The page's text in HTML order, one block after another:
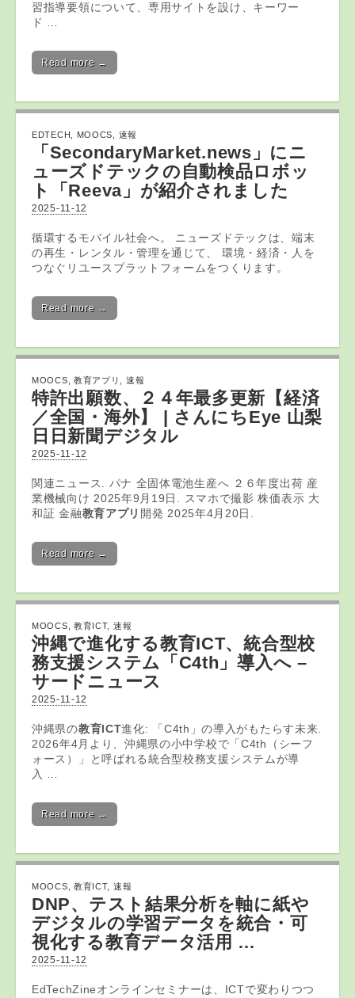
習指導要領について、専用サイトを設け、キーワー
ド …
Read more →
EDTECH MOOCS 速報
「SecondaryMarket.news」にニ
ューズドテックの自動検品ロボッ
ト「Reeva」が紹介されました
2025-11-12
循環するモバイル社会へ。 ニューズドテックは、端末
の再生・レンタル・管理を通じて、 環境・経済・人を
つなぐリユースプラットフォームをつくります。
Read more →
MOOCS 教育アプリ 速報
特許出願数、２４年最多更新【経済
／全国・海外】 | さんにちEye 山梨
日日新聞デジタル
2025-11-12
関連ニュース. パナ 全固体電池生産へ ２６年度出荷 産
業機械向け 2025年9月19日. スマホで撮影 株価表示 大
和証 金融教育アプリ 開発 2025年4月20日.
Read more →
MOOCS 教育ICT, 速報
沖縄で進化する教育ICT、統合型校
務支援システム「C4th」導入へ –
サードニュース
2025-11-12
沖縄県の教育ICT進化: 「C4th」の導入がもたらす未来.
2026年4月より、沖縄県の小中学校で「C4th（シーフ
ォース）」と呼ばれる統合型校務支援システムが導
入 …
Read more →
MOOCS 教育ICT, 速報
DNP、テスト結果分析を軸に紙や
デジタルの学習データを統合・可
視化する教育データ活用 …
2025-11-12
EdTechZineオンラインセミナーは、ICTで変わりつつ